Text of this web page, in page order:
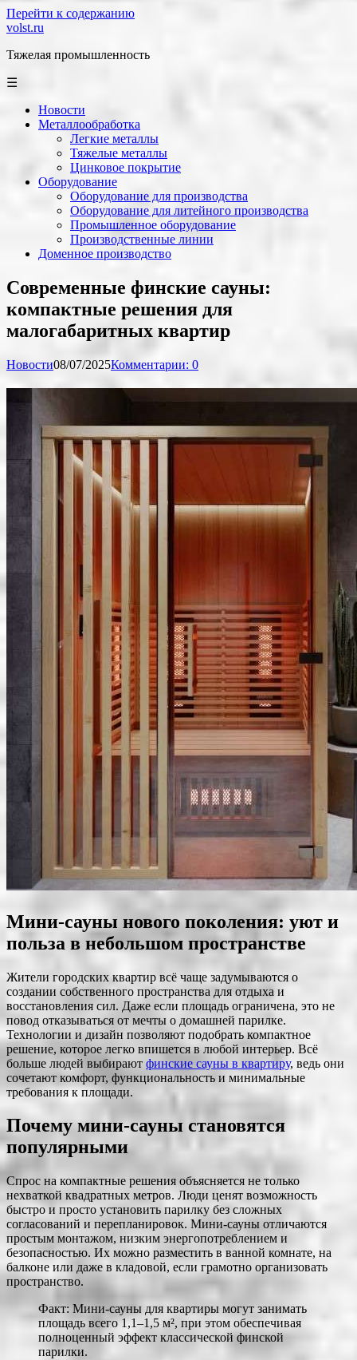
Перейти к содержанию
volst.ru
Тяжелая промышленность
☰
Новости
Металлообработка
Легкие металлы
Тяжелые металлы
Цинковое покрытие
Оборудование
Оборудование для производства
Оборудование для литейного производства
Промышленное оборудование
Производственные линии
Доменное производство
Современные финские сауны:
компактные решения для
малогабаритных квартир
Новости08/07/2025Комментарии: 0
Мини-сауны нового поколения: уют и
польза в небольшом пространстве
Жители городских квартир всё чаще задумываются о
создании собственного пространства для отдыха и
восстановления сил. Даже если площадь ограничена, это не
повод отказываться от мечты о домашней парилке.
Технологии и дизайн позволяют подобрать компактное
решение, которое легко впишется в любой интерьер. Всё
больше людей выбирают финские сауны в квартиру, ведь они
сочетают комфорт, функциональность и минимальные
требования к площади.
Почему мини-сауны становятся
популярными
Спрос на компактные решения объясняется не только
нехваткой квадратных метров. Люди ценят возможность
быстро и просто установить парилку без сложных
согласований и перепланировок. Мини-сауны отличаются
простым монтажом, низким энергопотреблением и
безопасностью. Их можно разместить в ванной комнате, на
балконе или даже в кладовой, если грамотно организовать
пространство.
Факт: Мини-сауны для квартиры могут занимать
площадь всего 1,1–1,5 м², при этом обеспечивая
полноценный эффект классической финской
парилки.